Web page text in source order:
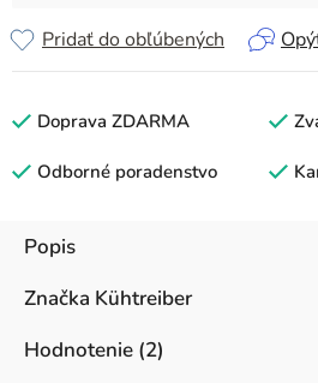
Pridať do obľúbených
Doprava ZDARMA
Odborné poradenstvo
Popis
Značka Kühtreiber
Hodnotenie (2)